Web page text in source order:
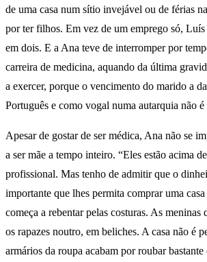
de uma casa num sítio invejável ou de férias
por ter filhos. Em vez de um emprego só, Luís
em dois. E a Ana teve de interromper por
carreira de medicina, aquando da última
a exercer, porque o vencimento do marido a
Português e como vogal numa autarquia não é
Apesar de gostar de ser médica, Ana não se
a ser mãe a tempo inteiro. “Eles estão acima
profissional. Mas tenho de admitir que o
importante que lhes permita comprar uma casa
começa a rebentar pelas costuras. As meninas
os rapazes noutro, em beliches. A casa não é
armários da roupa acabam por roubar bastante